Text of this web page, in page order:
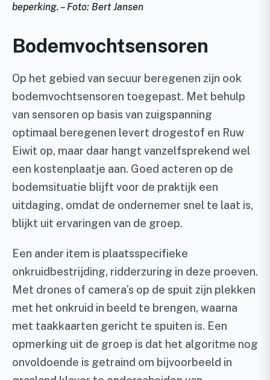
beperking. – Foto: Bert Jansen
Bodemvochtsensoren
Op het gebied van secuur beregenen zijn ook
bodemvochtsensoren toegepast. Met behulp
van sensoren op basis van zuigspanning
optimaal beregenen levert drogestof en Ruw
Eiwit op, maar daar hangt vanzelfsprekend wel
een kostenplaatje aan. Goed acteren op de
bodemsituatie blijft voor de praktijk een
uitdaging, omdat de ondernemer snel te laat is,
blijkt uit ervaringen van de groep.
Een ander item is plaatsspecifieke
onkruidbestrijding, ridderzuring in deze proeven.
Met drones of camera’s op de spuit zijn plekken
met het onkruid in beeld te brengen, waarna
met taakkaarten gericht te spuiten is. Een
opmerking uit de groep is dat het algoritme nog
onvoldoende is getraind om bijvoorbeeld in